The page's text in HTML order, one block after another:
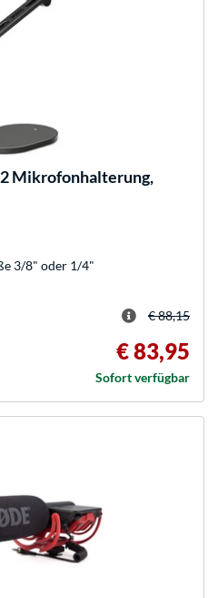
Mikrofonhalterung,
3/8" oder 1/4"
€ 88,15
€ 83,95
Sofort verfügbar